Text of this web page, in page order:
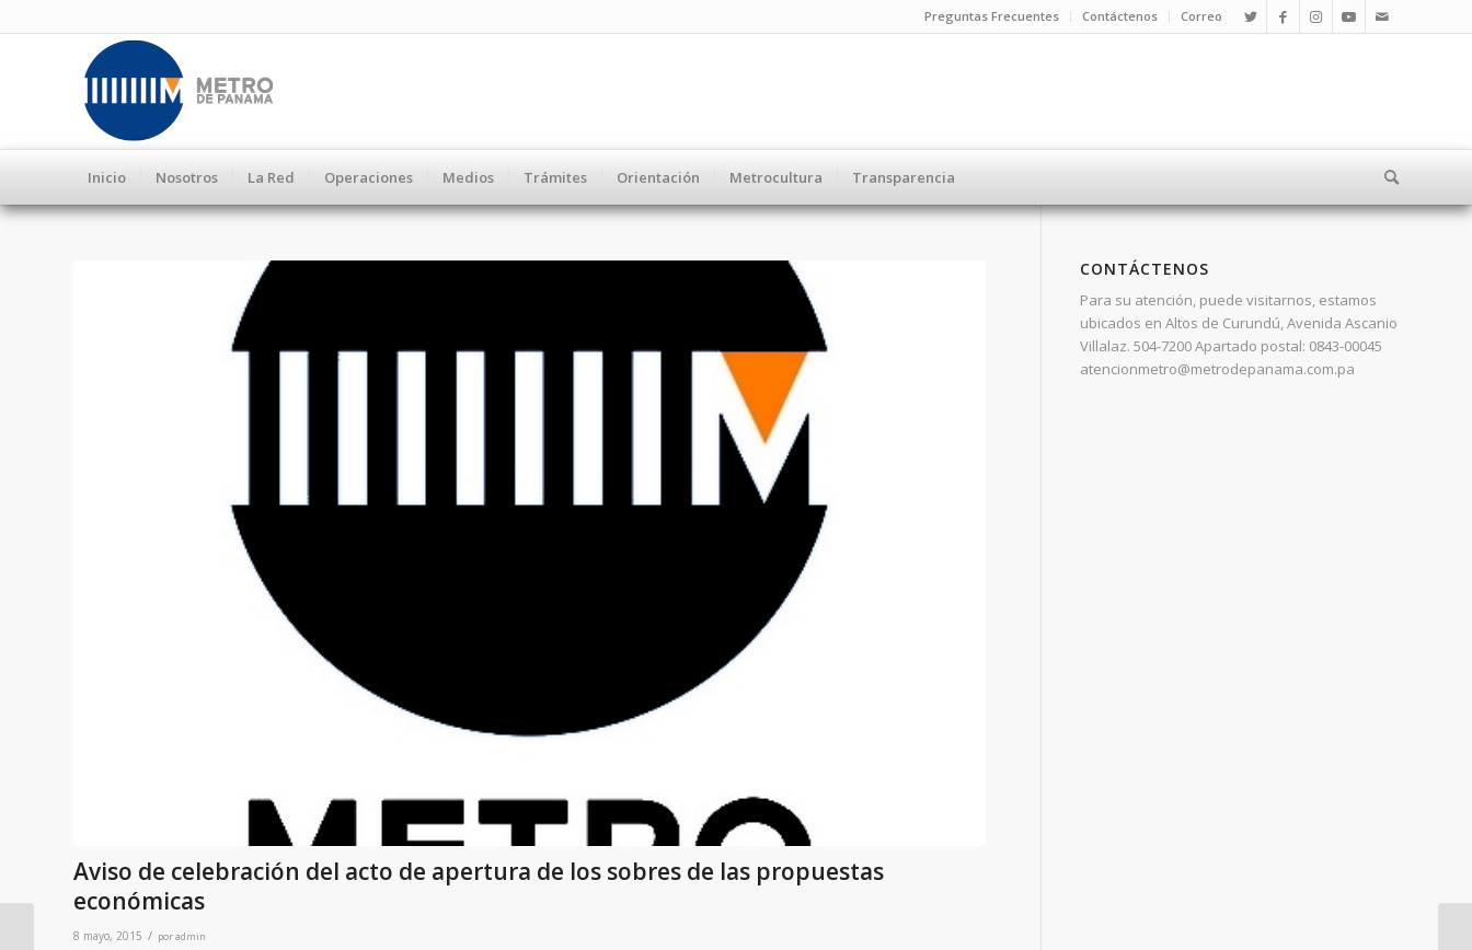
Preguntas Frecuentes Contáctenos Correo
Inicio Nosotros La Red Operaciones Medios Trámites Orientación Metrocultura Transparencia
Aviso de celebración del acto de apertura de los sobres de las propuestas
económicas
8 mayo, 2015 / poradmin
CONTÁCTENOS
Para su atención, puede visitarnos, estamos
ubicados en Altos de Curundú, Avenida Ascanio
Villalaz. 504-7200 Apartado postal: 0843-00045
atencionmetro@metrodepanama.com.pa